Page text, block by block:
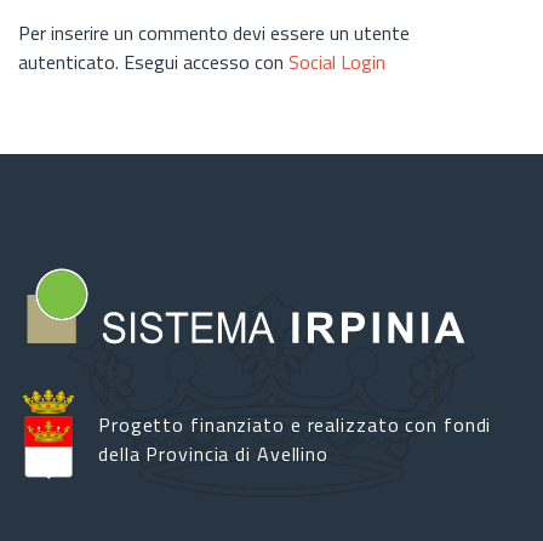
Per inserire un commento devi essere un utente
autenticato. Esegui accesso con Social Login
Progetto finanziato e realizzato con fondi
della Provincia di Avellino